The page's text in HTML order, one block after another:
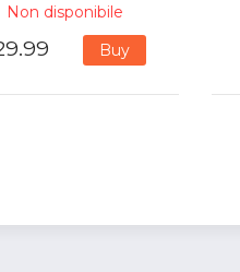
Non disponibile
Buy